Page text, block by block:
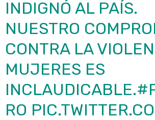
INDIGNÓ AL PAÍS.
NUESTRO
CONTRA LA
MUJERES ES
INCLAUDICABLE.
RO